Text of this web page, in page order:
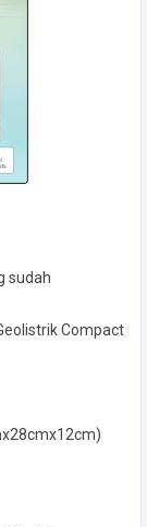
sudah
Compact